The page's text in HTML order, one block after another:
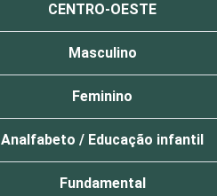
CENTRO-OESTE
Masculino
Feminino
Analfabeto / Educação infantil
Fundamental